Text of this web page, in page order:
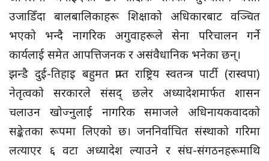
उजाडिँदा बालबालिकाहरू शिक्षाको अधिकारबाट वञ्चित
भएको भन्दै नागरिक अगुवाहरूले सेना परिचालन गर्ने
कार्यलाई समेत आपत्तिजनक र असंवैधानिक भनेका छन्।
झन्डै दुई-तिहाइ बहुमत प्राप्त राष्ट्रिय स्वतन्त्र पार्टी (रास्वपा)
नेतृत्वको सरकारले संसद् छलेर अध्यादेशमार्फत शासन
चलाउन खोज्नुलाई नागरिक समाजले अधिनायकवादको
सङ्केतका रूपमा लिएको छ। जननिर्वाचित संस्थाको गरिमा
लत्याएर ६ वटा अध्यादेश ल्याउने र संघ-संगठनहरूमाथि